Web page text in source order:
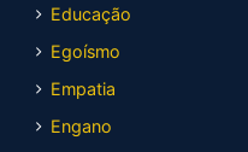
Educação
Egoísmo
Empatia
Engano